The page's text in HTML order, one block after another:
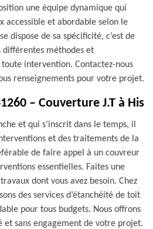
une équipe dynamique qui
accessible et abordable selon le
dispose de sa spécificité, c’est de
différentes méthodes et
intervention. Contactez-nous
renseignements pour votre projet.
– Couverture J.T à His
et qui s’inscrit dans le temps, il
et des traitements de la
de faire appel à un couvreur
essentielles. Faites une
dont vous avez besoin. Chez
des services d’étanchéité de toit
pour tous budgets. Nous offrons
sans engagement de votre projet.